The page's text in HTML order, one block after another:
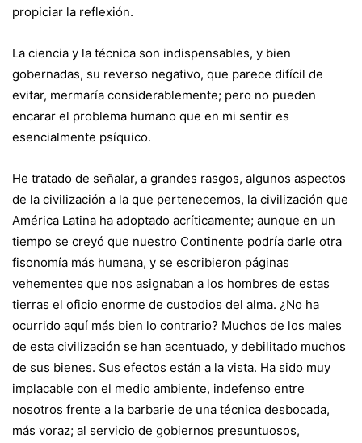
propiciar la reflexión.
La ciencia y la técnica son indispensables, y bien
gobernadas, su reverso negativo, que parece difícil de
evitar, mermaría considerablemente; pero no pueden
encarar el problema humano que en mi sentir es
esencialmente psíquico.
He tratado de señalar, a grandes rasgos, algunos aspectos
de la civilización a la que pertenecemos, la civilización que
América Latina ha adoptado acríticamente; aunque en un
tiempo se creyó que nuestro Continente podría darle otra
fisonomía más humana, y se escribieron páginas
vehementes que nos asignaban a los hombres de estas
tierras el oficio enorme de custodios del alma. ¿No ha
ocurrido aquí más bien lo contrario? Muchos de los males
de esta civilización se han acentuado, y debilitado muchos
de sus bienes. Sus efectos están a la vista. Ha sido muy
implacable con el medio ambiente, indefenso entre
nosotros frente a la barbarie de una técnica desbocada,
más voraz; al servicio de gobiernos presuntuosos,